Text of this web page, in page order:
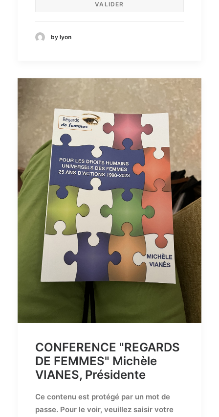
by lyon
CONFERENCE "REGARDS
DE FEMMES" Michèle
VIANES, Présidente
Ce contenu est protégé par un mot de
passe. Pour le voir, veuillez saisir votre